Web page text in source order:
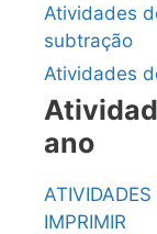
Atividades
subtração
Atividades
ano
IMPRIMIR